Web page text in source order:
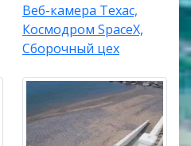
Веб-камера Техас,
Космодром SpaceX,
Сборочный цех